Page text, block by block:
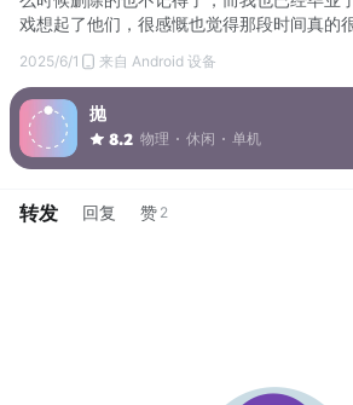
戏想起了他们，很感慨也觉得那段时间真的
2025/6/1 来自 Android 设备
抛
8.2 物理 休闲 单机
转发 回复 赞 2